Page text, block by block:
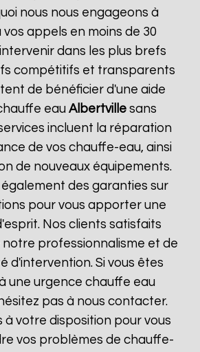
nous nous engageons à
appels en moins de 30
dans les plus brefs
compétitifs et transparents
de bénéficier d'une aide
eauAlbertville sans
incluent la réparation
de vos chauffe-eau, ainsi
de nouveaux équipements.
des garanties sur
pour vous apporter une
Nos clients satisfaits
professionnalisme et de
d'intervention. Si vous êtes
une urgence chauffe eau
pas à nous contacter.
à votre disposition pour vous
vos problèmes de chauffe-